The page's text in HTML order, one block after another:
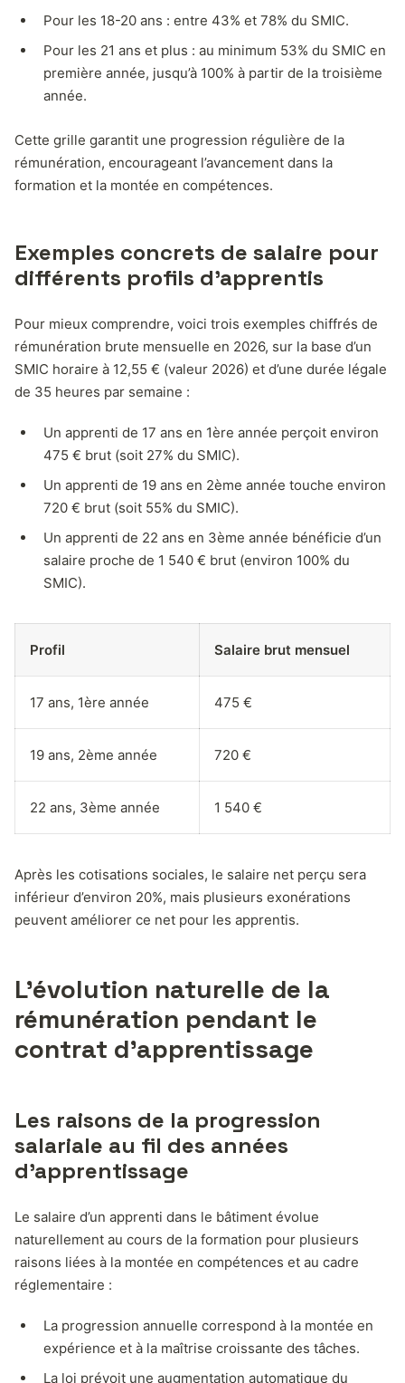
Pour les 18-20 ans : entre 43% et 78% du SMIC.
Pour les 21 ans et plus : au minimum 53% du SMIC en
première année, jusqu’à 100% à partir de la troisième
année.
Cette grille garantit une progression régulière de la
rémunération, encourageant l’avancement dans la
formation et la montée en compétences.
Exemples concrets de salaire pour
différents profils d’apprentis
Pour mieux comprendre, voici trois exemples chiffrés de
rémunération brute mensuelle en 2026, sur la base d’un
SMIC horaire à 12,55 € (valeur 2026) et d’une durée légale
de 35 heures par semaine :
Un apprenti de 17 ans en 1ère année perçoit environ
475 € brut (soit 27% du SMIC).
Un apprenti de 19 ans en 2ème année touche environ
720 € brut (soit 55% du SMIC).
Un apprenti de 22 ans en 3ème année bénéficie d’un
salaire proche de 1 540 € brut (environ 100% du
SMIC).
Profil Salaire brut mensuel
17 ans, 1ère année 475 €
19 ans, 2ème année 720 €
22 ans, 3ème année 1 540 €
Après les cotisations sociales, le salaire net perçu sera
inférieur d’environ 20%, mais plusieurs exonérations
peuvent améliorer ce net pour les apprentis.
L’évolution naturelle de la
rémunération pendant le
contrat d’apprentissage
Les raisons de la progression
salariale au fil des années
d’apprentissage
Le salaire d’un apprenti dans le bâtiment évolue
naturellement au cours de la formation pour plusieurs
raisons liées à la montée en compétences et au cadre
réglementaire :
La progression annuelle correspond à la montée en
expérience et à la maîtrise croissante des tâches.
La loi prévoit une augmentation automatique du